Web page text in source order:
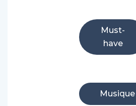
Must-
have
Musique